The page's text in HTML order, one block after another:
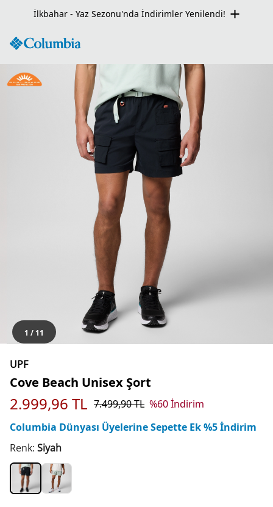
Seçili Ürünlerde Net %50 İndirim Fırsatı!
1 / 11
UPF
Cove Beach Unisex Şort
2.999,96 TL 7.499,90TL %60İndirim
Columbia Dünyası Üyelerine Sepette Ek %5 İndirim
Renk: Siyah